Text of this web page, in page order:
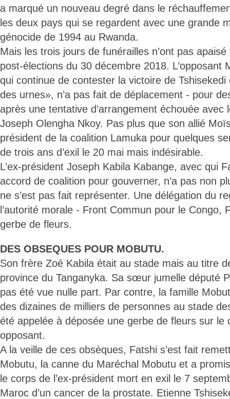
a marqué un nouveau degré dans le
les deux pays qui se regardent avec une grande
génocide de 1994 au Rwanda.
Mais les trois jours de funérailles n’ont pas
post-élections du 30 décembre 2018. L’opposant
qui continue de contester la victoire de
des urnes», n’a pas fait de déplacement - pour
après une tentative d’arrangement échouée avec
Joseph Olengha Nkoy. Pas plus que son allié
président de la coalition Lamuka pour quelques
de trois ans d’exil le 20 mai mais indésirable.
L’ex-président Joseph Kabila Kabange, avec qui
accord de coalition pour gouverner, n’a pas non
ne s’est pas fait représenter. Une délégation du
l’autorité morale - Front Commun pour le Congo,
gerbe de fleurs.
DES OBSEQUES POUR MOBUTU.
Son frère Zoé Kabila était au stade mais au titre
province du Tanganyka. Sa sœur jumelle député
pas été vue nulle part. Par contre, la famille
des dizaines de milliers de personnes au stade
été appelée à déposée une gerbe de fleurs sur le
opposant.
A la veille de ces obsèques, Fatshi s’est fait
Mobutu, la canne du Maréchal Mobutu et a
le corps de l’ex-président mort en exil le 7
Maroc d’un cancer de la prostate. Etienne